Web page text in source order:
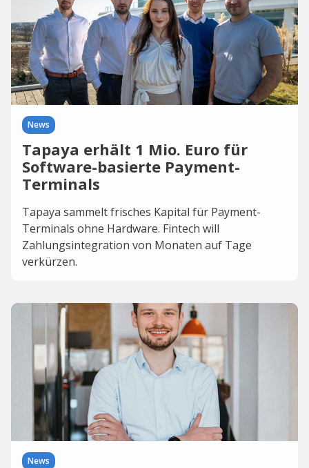
News
Tapaya erhält 1 Mio. Euro für
Software-basierte Payment-
Terminals
Tapaya sammelt frisches Kapital für Payment-
Terminals ohne Hardware. Fintech will
Zahlungsintegration von Monaten auf Tage
verkürzen.
News